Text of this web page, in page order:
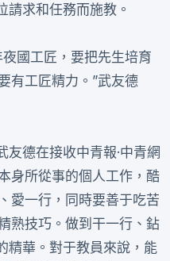
請求和任務而施教。
國工匠，要把先生培育
有工匠精力。”武友德
友德在接收中青報·中青網
所從事的個人工作，酷
愛一行，同時要善于吃苦
熟技巧。做到干一行、鉆
精華。對于教員來說，能